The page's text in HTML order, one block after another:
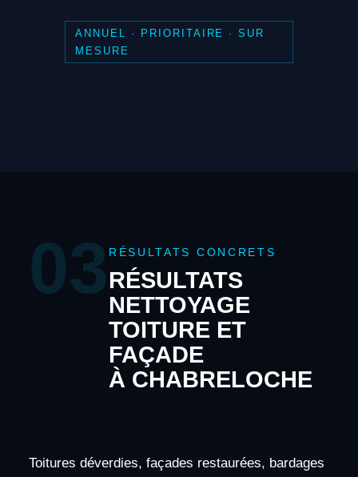
ANNUEL · PRIORITAIRE · SUR
MESURE
03 RÉSULTATS CONCRETS
RÉSULTATS
NETTOYAGE
TOITURE ET
FAÇADE
À CHABRELOCHE
Toitures déverdies, façades restaurées, bardages